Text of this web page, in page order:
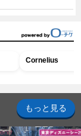
Cornelius
もっと見る